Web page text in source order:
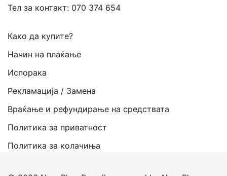
Тел за контакт: 070 374 654
Како да купите?
Начин на плаќање
Испорака
Рекламација / Замена
Враќање и рефундирање на средствата
Политика за приватност
Политика за колачиња